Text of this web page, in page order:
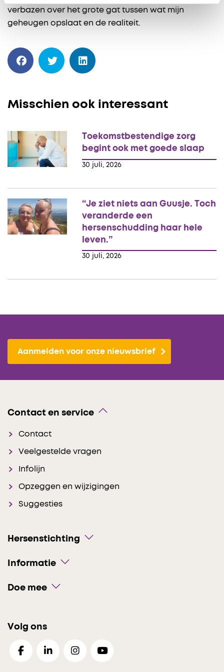
verbazen over het grote gat tussen wat mijn
geheugen opslaat en de realiteit.
Misschien ook interessant
30 juli, 2026
Toekomstbestendige zorg
begint ook met goede slaap
30 juli, 2026
“Je ziet niets aan Guusje. Toch
veranderde een
hersenschudding haar hele
leven.”
Aanmelden voor onze nieuwsbrief
Contact en service
Contact
Veelgestelde vragen
Infolijn
Opzeggen en wijzigingen
Suggesties
Hersenstichting
Informatie
Doe mee
Volg ons